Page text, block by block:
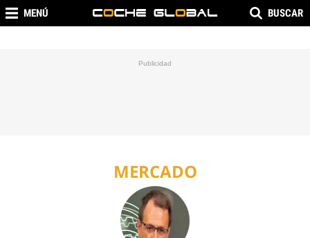
MENÚ BUSCAR
MERCADO